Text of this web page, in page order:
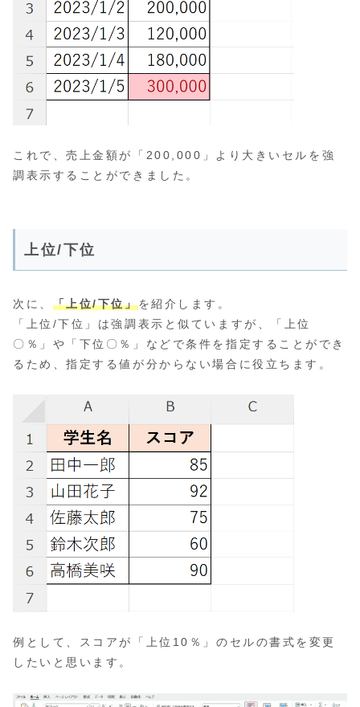
これで、売上金額が「200,000」より大きいセルを強
調表示することができました。
上位/下位
次に、 「上位/下位」を紹介します。
「上位/下位」は強調表示と似ていますが、「上位
〇％」や「下位〇％」などで条件を指定することができ
るため、指定する値が分からない場合に役立ちます。
例として、スコアが「上位10％」のセルの書式を変更
したいと思います。